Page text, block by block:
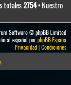
totales2754• Nuestro
Software © phpBB Limited
al español porphpBB España
Privacidad| Condiciones